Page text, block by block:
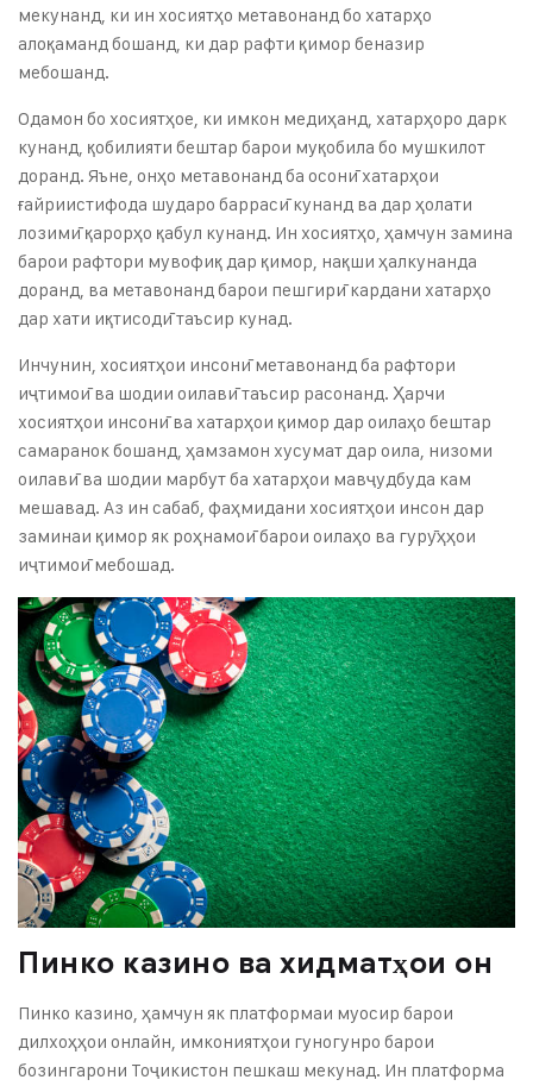
мекунанд, ки ин хосиятҳо метавонанд бо хатарҳо
алоқаманд бошанд, ки дар рафти қимор беназир
мебошанд.
Одамон бо хосиятҳое, ки имкон медиҳанд, хатарҳоро дарк
кунанд, қобилияти бештар барои муқобила бо мушкилот
доранд. Яъне, онҳо метавонанд ба осонӣ хатарҳои
ғайриистифода шударо баррасӣ кунанд ва дар ҳолати
лозимӣ қарорҳо қабул кунанд. Ин хосиятҳо, ҳамчун замина
барои рафтори мувофиқ дар қимор, нақши ҳалкунанда
доранд, ва метавонанд барои пешгирӣ кардани хатарҳо
дар хати иқтисодӣ таъсир кунад.
Инчунин, хосиятҳои инсонӣ метавонанд ба рафтори
иҷтимоӣ ва шодии оилавӣ таъсир расонанд. Ҳарчи
хосиятҳои инсонӣ ва хатарҳои қимор дар оилаҳо бештар
самаранок бошанд, ҳамзамон хусумат дар оила, низоми
оилавӣ ва шодии марбут ба хатарҳои мавҷудбуда кам
мешавад. Аз ин сабаб, фаҳмидани хосиятҳои инсон дар
заминаи қимор як роҳнамоӣ барои оилаҳо ва гурӯҳҳои
иҷтимоӣ мебошад.
Пинко казино ва хидматҳои он
Пинко казино, ҳамчун як платформаи муосир барои
дилхоҳҳои онлайн, имкониятҳои гуногунро барои
бозингарони Тоҷикистон пешкаш мекунад. Ин платформа